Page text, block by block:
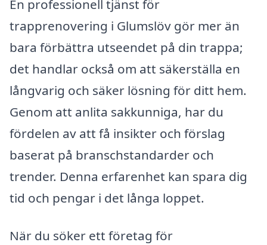
En professionell tjänst för
trapprenovering i Glumslöv gör mer än
bara förbättra utseendet på din trappa;
det handlar också om att säkerställa en
långvarig och säker lösning för ditt hem.
Genom att anlita sakkunniga, har du
fördelen av att få insikter och förslag
baserat på branschstandarder och
trender. Denna erfarenhet kan spara dig
tid och pengar i det långa loppet.
När du söker ett företag för